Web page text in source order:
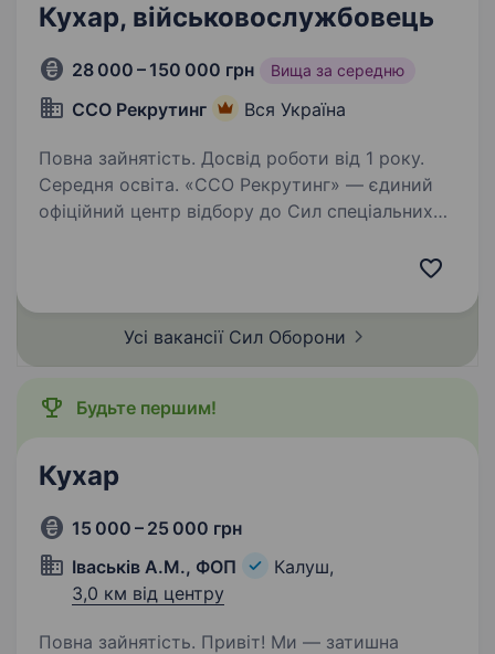
Кухар, військовослужбовець
28 000 – 150 000 грн Вища за середню
ССО Рекрутинг Вся Україна
Повна зайнятість. Досвід роботи від 1 року.
Середня освіта. «ССО Рекрутинг» — єдиний
офіційний центр відбору до Сил спеціальних
безцінним у службі. Якщо ви готові…
Усі вакансії Сил Оборони
Будьте першим!
Кухар
15 000 – 25 000 грн
Іваськів А.М., ФОП
Калуш,
3,0 км від центру
Повна зайнятість. Привіт! Ми — затишна